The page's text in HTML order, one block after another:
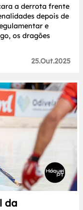
a derrota frente
depois de
e
os dragões
25.Out.2025
da